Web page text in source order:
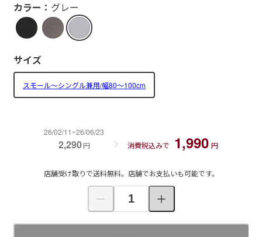
カラー： グレー
サイズ
スモール～シングル兼用/幅80～100cm
26/02/11~26/06/23
2,290円 消費税込みで 1,990 円
店舗受け取りで送料無料。店舗でお支払いも可能です。